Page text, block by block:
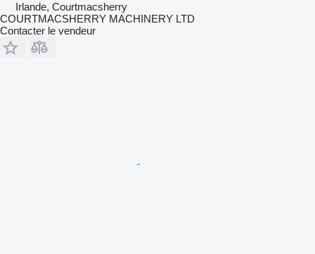
Irlande, Courtmacsherry
COURTMACSHERRY MACHINERY LTD
Contacter le vendeur